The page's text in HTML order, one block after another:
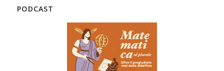
PODCAST